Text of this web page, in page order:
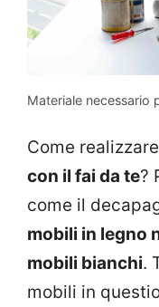
Materiale necessario
Come
con il fai da te?
come il
mobili in legno
mobili bianchi.
mobili in